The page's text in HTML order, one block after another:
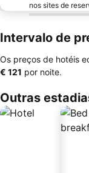
nos sites de
Intervalo de
Os preços de hotéis
‎€ 121 por noite.
Outras